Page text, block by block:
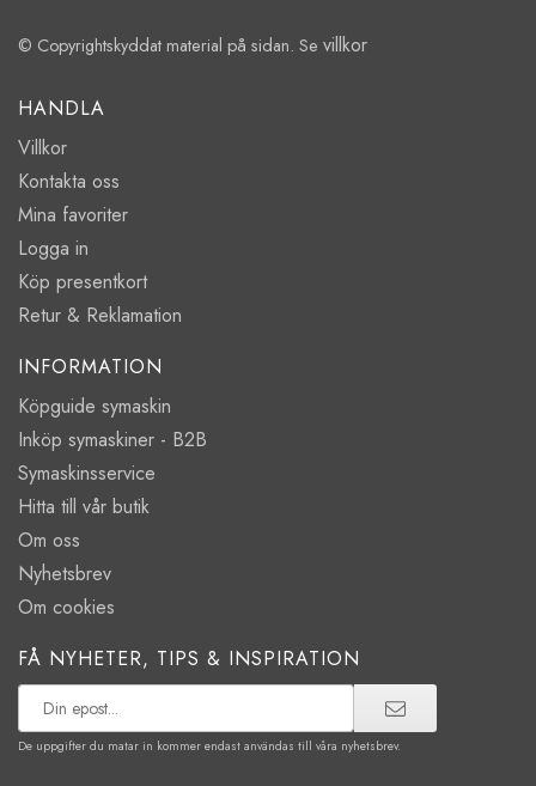
© Copyrightskyddat material på sidan. Se villkor
HANDLA
Villkor
Kontakta oss
Mina favoriter
Logga in
Köp presentkort
Retur & Reklamation
INFORMATION
Köpguide symaskin
Inköp symaskiner - B2B
Symaskinsservice
Hitta till vår butik
Om oss
Nyhetsbrev
Om cookies
FÅ NYHETER, TIPS & INSPIRATION
De uppgifter du matar in kommer endast användas till våra nyhetsbrev.